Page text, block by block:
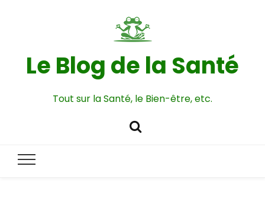
Le Blog de la Santé
Tout sur la Santé, le Bien-être, etc.